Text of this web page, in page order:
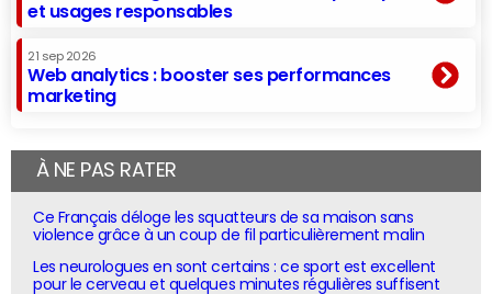
et usages responsables
21 sep 2026
Web analytics : booster ses performances
marketing
À NE PAS RATER
Ce Français déloge les squatteurs de sa maison sans
violence grâce à un coup de fil particulièrement malin
Les neurologues en sont certains : ce sport est excellent
pour le cerveau et quelques minutes régulières suffisent